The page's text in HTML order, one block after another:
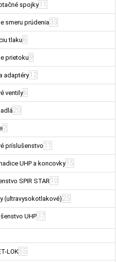
spojky 11
smeru prúdenia33
tlaku 6
prietoku9
adaptéry 12
ventily6
20
2
príslušenstvo 11
UHP a koncovky 15
SPIR STAR 10
(ultravysokotlakové) 25
UHP37
LOK55